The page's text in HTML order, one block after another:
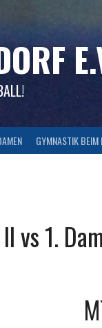
GYMNASTIK
vs 1.